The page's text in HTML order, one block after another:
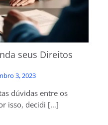
seus Direitos
3, 2023
dúvidas entre os
isso, decidi […]